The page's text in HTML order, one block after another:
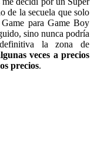
de la secuela que solo
para Game Boy
sino nunca podría
la zona de
veces a precios
precios.